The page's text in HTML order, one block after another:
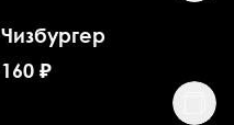
Чизбургер
160 ₽